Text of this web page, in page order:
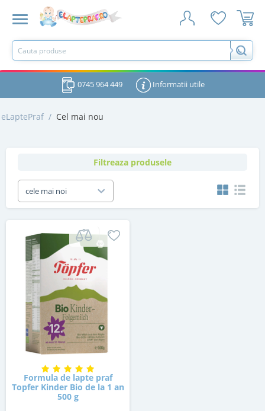
0745 964 449 Informatii utile
eLaptePraf / Cel mai nou
Filtreaza produsele
cele mai noi
Formula de lapte praf
Topfer Kinder Bio de la 1 an
500 g